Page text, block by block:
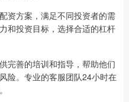
资方案，满足不同投资者的需
和投资目标，选择合适的杠杆
完善的培训和指导，帮助他们
险。专业的客服团队24小时在